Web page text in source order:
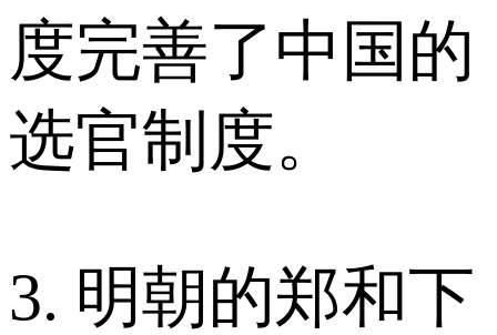
度完善了中国的
选官制度。
3. 明朝的郑和下